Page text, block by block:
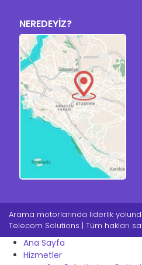
NEREDEYİZ?
Arama motorlarında liderlik
Telecom Solutions | Tüm hakları
Ana Sayfa
Hizmetler